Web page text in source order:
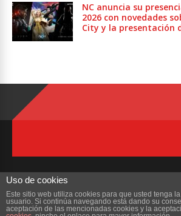
NC anuncia su
2026 con novedades
City y la presentación
Copyright © 2023 ZonaMMORPG.com. Todos
Uso de cookies
Este sitio web utiliza cookies para que usted tenga
usuario. Si continúa navegando está dando su
aceptación de las mencionadas cookies y la